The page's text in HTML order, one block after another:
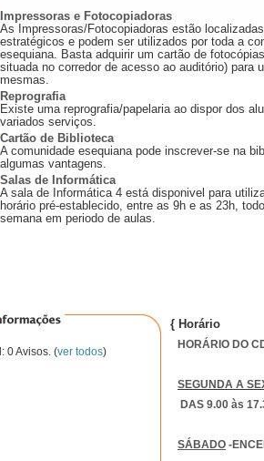
Impressoras e Fotocopiadoras
As Impressoras/Fotocopiadoras estão
estratégicos e podem ser utilizados por toda a
esequiana. Basta adquirir um cartão de
situada no corredor de acesso ao auditório) para
mesmas.
Reprografia
Existe uma reprografia/papelaria ao dispor dos
variados serviços.
Cartão de Biblioteca
A comunidade esequiana pode inscrever-se na
algumas vantagens.
Salas de Informática
A sala de Informática 4 está disponivel para
horário pré-establecido, entre as 9h e as 23h,
semana em periodo de aulas.
0 Avisos. (ver todos)
{ Horário
HORÁRIO DO
SEGUNDA A
DAS 9.00 às
SÁBADO -